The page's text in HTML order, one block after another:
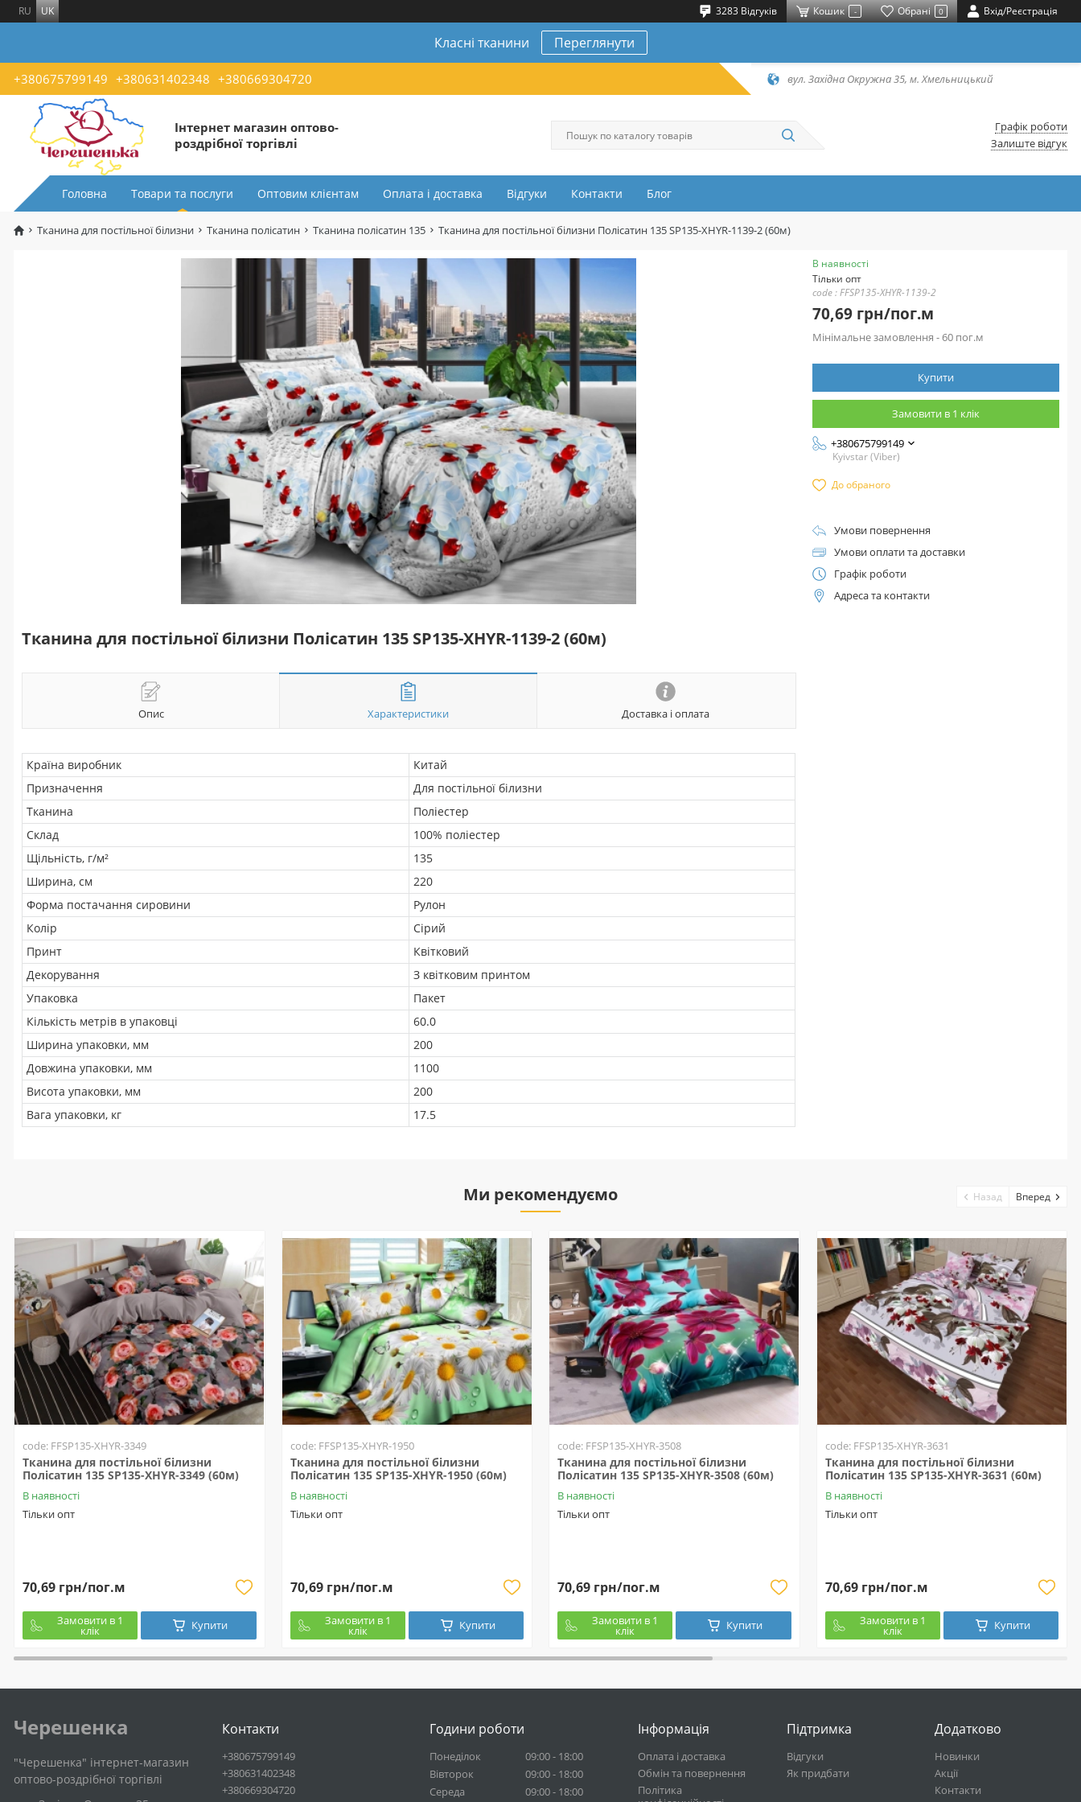
RU UK 3283 Відгуків Кошик - Обрані 0 Вхід/Реєстрація
Класні тканини Переглянути
+380675799149 +380631402348 +380669304720 вул. Західна Окружна 35, м. Хмельницький
Інтернет магазин оптово-
роздрібної торгівлі
Графік роботи
Залиште відгук
Головна Товари та послуги Оптовим клієнтам Оплата і доставка Відгуки Контакти Блог
Тканина для постільної білизни Тканина полісатин Тканина полісатин 135 Тканина для постільної білизни Полісатин 135 SP135-XHYR-1139-2 (60м)
Тканина для постільної білизни Полісатин 135 SP135-XHYR-1139-2 (60м)
Опис Характеристики Доставка і оплата
Країна виробник
Китай
Призначення
Для постільної білизни
Тканина
Поліестер
Склад
100% поліестер
Щільність, г/м²
135
Ширина, см
220
Форма постачання сировини
Рулон
Колір
Сірий
Принт
Квітковий
Декорування
З квітковим принтом
Упаковка
Пакет
Кількість метрів в упаковці
60.0
Ширина упаковки, мм
200
Довжина упаковки, мм
1100
Висота упаковки, мм
200
Вага упаковки, кг
17.5
В наявності
Тільки опт
code : FFSP135-XHYR-1139-2
70,69 грн/пог.м
Мінімальне замовлення - 60 пог.м
Купити
Замовити в 1 клік
+380675799149
Kyivstar (Viber)
До обраного
Умови повернення
Умови оплати та доставки
Графік роботи
Адреса та контакти
Ми рекомендуємо
code: FFSP135-XHYR-3349
Тканина для постільної білизни
Полісатин 135 SP135-XHYR-3349 (60м)
В наявності
Тільки опт
70,69 грн/пог.м
Замовити в 1
клік Купити
code: FFSP135-XHYR-1950
Тканина для постільної білизни
Полісатин 135 SP135-XHYR-1950 (60м)
В наявності
Тільки опт
70,69 грн/пог.м
Замовити в 1
клік Купити
code: FFSP135-XHYR-3508
Тканина для постільної білизни
Полісатин 135 SP135-XHYR-3508 (60м)
В наявності
Тільки опт
70,69 грн/пог.м
Замовити в 1
клік Купити
code: FFSP135-XHYR-3631
Тканина для постільної білизни
Полісатин 135 SP135-XHYR-3631 (60м)
В наявності
Тільки опт
70,69 грн/пог.м
Замовити в 1
клік Купити
Назад Вперед
Черешенка
"Черешенка" інтернет-магазин
оптово-роздрібної торгівлі
Контакти
+380675799149
+380631402348
+380669304720
Години роботи
Понеділок
09:00 - 18:00
Вівторок
09:00 - 18:00
Середа
09:00 - 18:00
Інформація
Оплата і доставка
Обмін та повернення
Політика
Підтримка
Відгуки
Як придбати
Додатково
Новинки
Акції
Контакти